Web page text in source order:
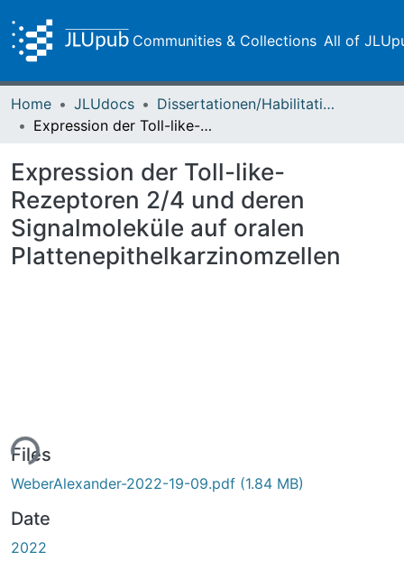
Communities & Collections All of
Home JLUdocs
Dissertationen/Habilitationen
Expression der Toll-like-Rezeptoren 2/4 und deren Signalmoleküle auf oralen Plattenepithelkarzinomzellen
Expression der Toll-like-
Rezeptoren 2/4 und deren
Signalmoleküle auf oralen
Plattenepithelkarzinomzellen
Files
WeberAlexander-2022-19-09.pdf (1.84 MB)
Date
2022